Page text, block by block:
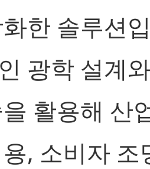
한 솔루션
광학 설계
활용해 산
, 소비자 조